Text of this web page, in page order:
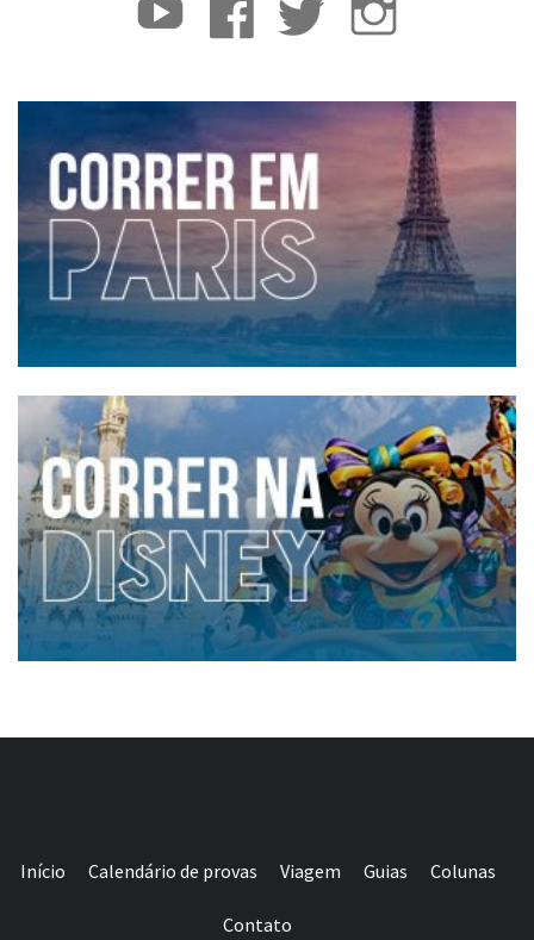
YouTube Facebook Twitter
Início Calendário de provas Viagem Guias Colunas
Contato